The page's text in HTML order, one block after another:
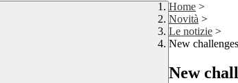
Home >
Novità >
Le notizie >
New
New